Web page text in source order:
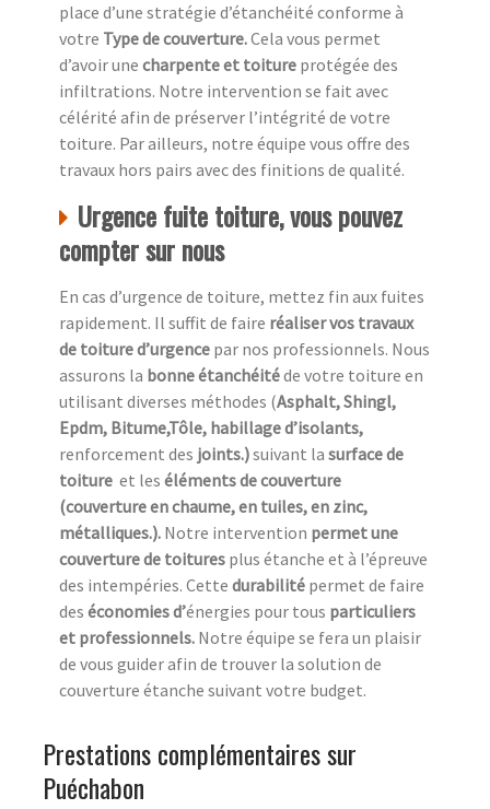
place d’une stratégie d’étanchéité conforme à
votre Type de couverture.Cela vous permet
d’avoir une charpente et toiture protégée des
infiltrations. Notre intervention se fait avec
célérité afin de préserver l’intégrité de votre
toiture. Par ailleurs, notre équipe vous offre des
travaux hors pairs avec des finitions de qualité.
Urgence fuite toiture, vous pouvez
compter sur nous
En cas d’urgence de toiture, mettez fin aux fuites
rapidement. Il suffit de faire réaliser vos travaux
de toiture d’urgence par nos professionnels. Nous
assurons la bonne étanchéitéde votre toiture en
utilisant diverses méthodes (Asphalt, Shingl,
Epdm, Bitume,Tôle, habillage d’isolants,
renforcement des joints.)suivant la surface de
toiture et les éléments de couverture
(couverture en chaume, en tuiles, en zinc,
métalliques.). Notre intervention permet une
couverture de toitures plus étanche et à l’épreuve
des intempéries. Cette durabilité permet de faire
des économies d’énergies pour tous particuliers
et professionnels. Notre équipe se fera un plaisir
de vous guider afin de trouver la solution de
couverture étanche suivant votre budget.
Prestations complémentaires sur
Puéchabon